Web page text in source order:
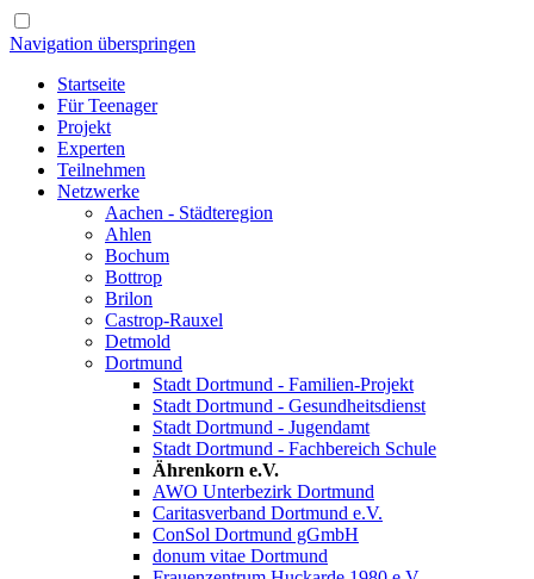
Navigation überspringen
Startseite
Für Teenager
Projekt
Experten
Teilnehmen
Netzwerke
Aachen - Städteregion
Ahlen
Bochum
Bottrop
Brilon
Castrop-Rauxel
Detmold
Dortmund
Stadt Dortmund - Familien-Projekt
Stadt Dortmund - Gesundheitsdienst
Stadt Dortmund - Jugendamt
Stadt Dortmund - Fachbereich Schule
Ährenkorn e.V.
AWO Unterbezirk Dortmund
Caritasverband Dortmund e.V.
ConSol Dortmund gGmbH
donum vitae Dortmund